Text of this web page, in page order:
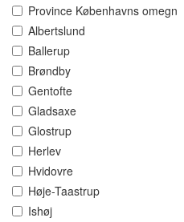
Province Københavns omegn
Albertslund
Ballerup
Brøndby
Gentofte
Gladsaxe
Glostrup
Herlev
Hvidovre
Høje-Taastrup
Ishøj